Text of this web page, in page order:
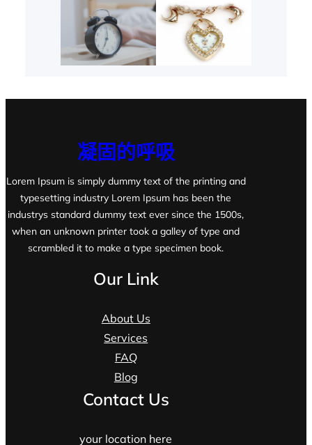
凝固的呼吸
Lorem Ipsum is simply dummy text of the printing and
typesetting industry Lorem Ipsum has been the
industrys standard dummy text ever since the 1500s,
when an unknown printer took a galley of type and
scrambled it to make a type specimen book.
Our Link
About Us
Services
FAQ
Blog
Contact Us
your location here